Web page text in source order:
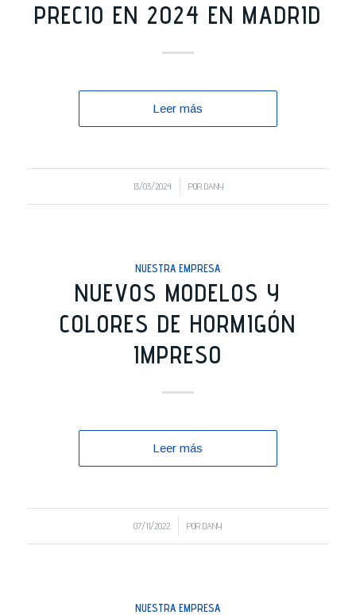
PRECIO EN 2024 EN MADRID
Leer más
13/03/2024 POR DANY
NUESTRA EMPRESA
NUEVOS MODELOS Y
COLORES DE HORMIGÓN
IMPRESO
Leer más
07/11/2022 PORDANY
NUESTRA EMPRESA